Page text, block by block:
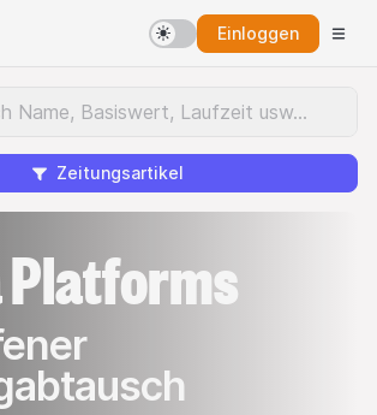
Einloggen
Zeitungsartikel